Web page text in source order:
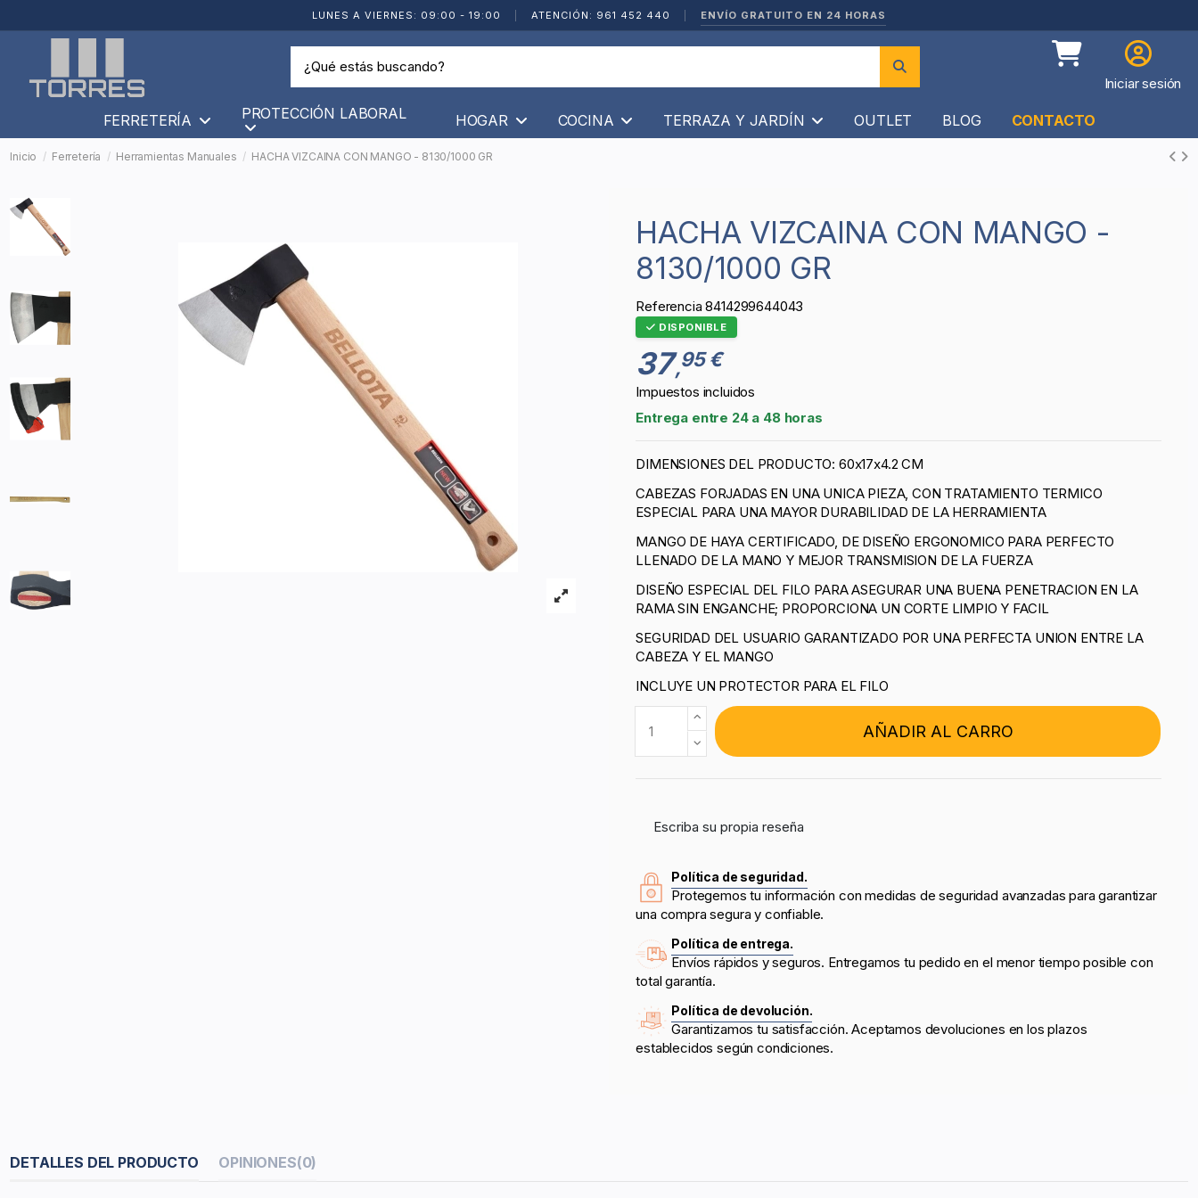
LUNES A VIERNES: 09:00 - 19:00 ATENCIÓN: 961 452 440 ENVÍO GRATUITO EN 24 HORAS
Iniciar sesión
FERRETERÍA PROTECCIÓN LABORAL HOGAR COCINA TERRAZA Y JARDÍN OUTLET BLOG CONTACTO
Inicio Ferretería Herramientas Manuales HACHA VIZCAINA CON MANGO - 8130/1000 GR
HACHA VIZCAINA CON MANGO -
8130/1000 GR
Referencia 8414299644043
DISPONIBLE
37,95 €
Impuestos incluidos
Entrega entre 24 a 48 horas
DIMENSIONES DEL PRODUCTO: 60x17x4.2 CM
CABEZAS FORJADAS EN UNA UNICA PIEZA, CON TRATAMIENTO TERMICO
ESPECIAL PARA UNA MAYOR DURABILIDAD DE LA HERRAMIENTA
MANGO DE HAYA CERTIFICADO, DE DISEÑO ERGONOMICO PARA PERFECTO
LLENADO DE LA MANO Y MEJOR TRANSMISION DE LA FUERZA
DISEÑO ESPECIAL DEL FILO PARA ASEGURAR UNA BUENA PENETRACION EN LA
RAMA SIN ENGANCHE; PROPORCIONA UN CORTE LIMPIO Y FACIL
SEGURIDAD DEL USUARIO GARANTIZADO POR UNA PERFECTA UNION ENTRE LA
CABEZA Y EL MANGO
INCLUYE UN PROTECTOR PARA EL FILO
AÑADIR AL CARRO
Escriba su propia reseña
Política de seguridad.
Protegemos tu información con medidas de seguridad avanzadas para garantizar
una compra segura y confiable.
Política de entrega.
Envíos rápidos y seguros. Entregamos tu pedido en el menor tiempo posible con
total garantía.
Política de devolución.
Garantizamos tu satisfacción. Aceptamos devoluciones en los plazos
establecidos según condiciones.
DETALLES DEL PRODUCTO OPINIONES(0)